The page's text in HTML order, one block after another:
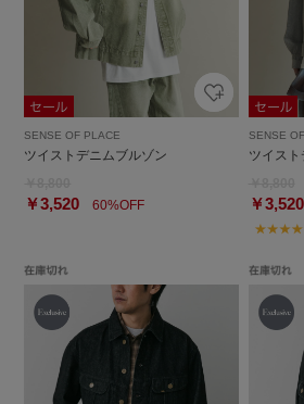
SENSE OF PLACE
ツイストデニムブルゾン
￥3,520 60%OFF
SENSE
ツイス
￥3,520